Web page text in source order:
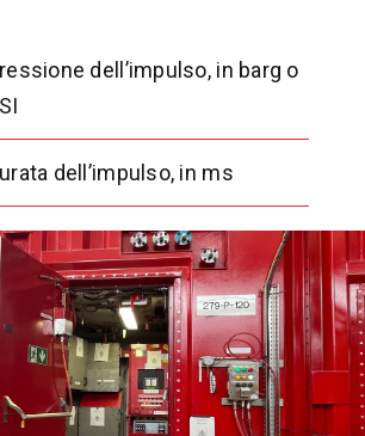
dell’impulso, in barg o
dell’impulso, in ms